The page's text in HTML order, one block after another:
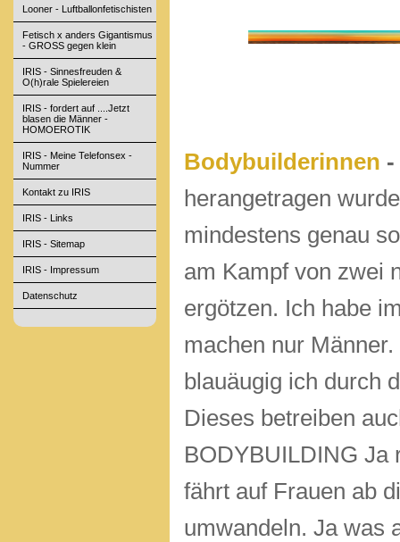
Looner - Luftballonfetischisten
Fetisch x anders Gigantismus
- GROSS gegen klein
IRIS - Sinnesfreuden &
O(h)rale Spielereien
IRIS - fordert auf ....Jetzt
blasen die Männer -
HOMOEROTIK
IRIS - Meine Telefonsex -
Nummer
Kontakt zu IRIS
IRIS - Links
IRIS - Sitemap
IRIS - Impressum
Datenschutz
Bodybuilderinnen -
herangetragen
mindestens genau
am Kampf von zwei
ergötzen. Ich habe
machen nur
blauäugig ich durch
Dieses betreiben
BODYBUILDING Ja
fährt auf Frauen ab
umwandeln. Ja was